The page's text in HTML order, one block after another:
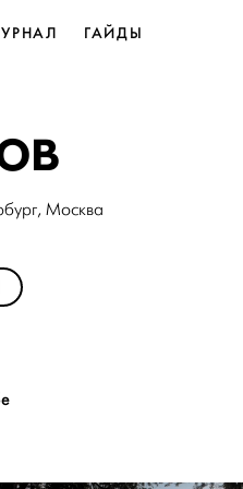
ГАЙДЫ
,Москва